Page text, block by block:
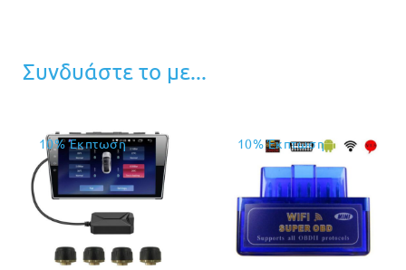
Συνδυάστε το με...
10% Έκπτωση 10% Έκπτωση